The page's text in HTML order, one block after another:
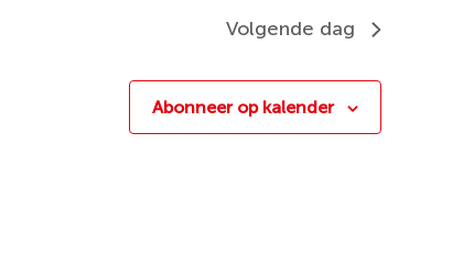
Volgende dag
Abonneer op kalender